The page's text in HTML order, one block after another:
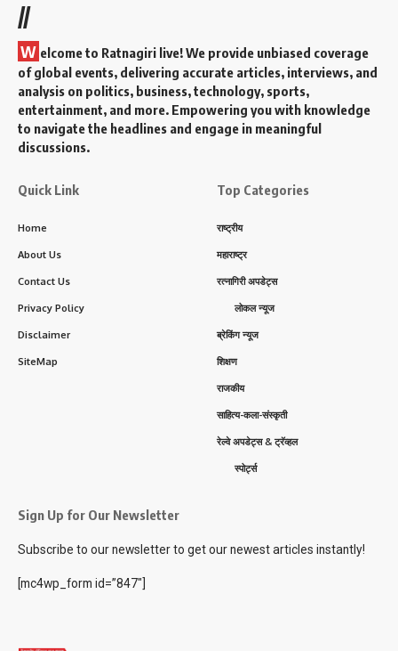
//
W elcome to Ratnagiri live! We provide unbiased coverage
of global events, delivering accurate articles, interviews, and
analysis on politics, business, technology, sports,
entertainment, and more. Empowering you with knowledge
to navigate the headlines and engage in meaningful
discussions.
Quick Link
Home
About Us
Contact Us
Privacy Policy
Disclaimer
SiteMap
Top Categories
राष्ट्रीय
महाराष्ट्र
रत्नागिरी अपडेट्स
लोकल न्यूज
ब्रेकिंग न्यूज
शिक्षण
राजकीय
साहित्य-कला-संस्कृती
रेल्वे अपडेट्स & ट्रॅव्हल
स्पोर्ट्स
Sign Up for Our Newsletter
Subscribe to our newsletter to get our newest articles instantly!
[mc4wp_form id=”847″]